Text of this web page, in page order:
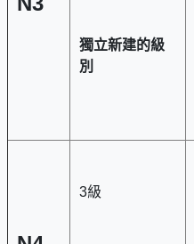
獨立新建的級
別
3級